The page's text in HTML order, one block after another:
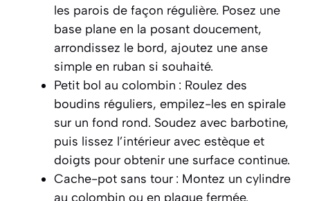
les parois de façon régulière. Posez une
base plane en la posant doucement,
arrondissez le bord, ajoutez une anse
simple en ruban si souhaité.
Petit bol au colombin : Roulez des
boudins réguliers, empilez-les en spirale
sur un fond rond. Soudez avec barbotine,
puis lissez l’intérieur avec estèque et
doigts pour obtenir une surface continue.
Cache-pot sans tour : Montez un cylindre
au colombin ou en plaque fermée.